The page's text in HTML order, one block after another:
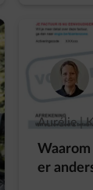
Aurélie |
er